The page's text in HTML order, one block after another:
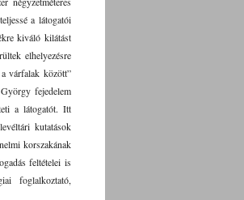
a látogatói
kiváló kilátást
elhelyezésre
várfalak között”
fejedelem
a látogatót. Itt
kutatások
korszakának
feltételei is
foglalkoztató,